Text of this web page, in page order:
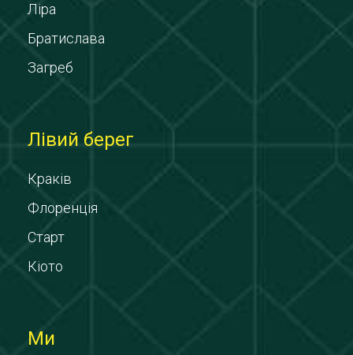
Ліра
Братислава
Загреб
Лівий берег
Краків
Флоренція
Старт
Кіото
Ми